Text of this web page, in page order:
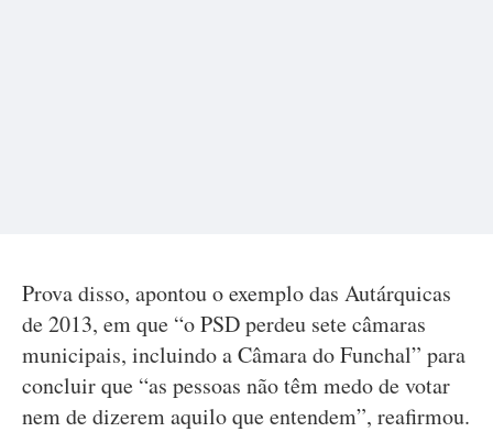
Prova disso, apontou o exemplo das Autárquicas
de 2013, em que “o PSD perdeu sete câmaras
municipais, incluindo a Câmara do Funchal” para
concluir que “as pessoas não têm medo de votar
nem de dizerem aquilo que entendem”, reafirmou.